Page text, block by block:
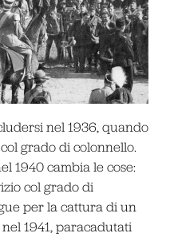
nel 1936, quando
grado di colonnello.
1940 cambia le cose:
col grado di
per la cattura di un
1941, paracadutati